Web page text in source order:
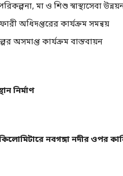
মা ও শিশু স্বাস্থ্যসেবা
অধিদপ্তরের কার্যক্রম সমন্বয়
অসমাপ্ত কার্যক্রম বাস্তবায়ন
নির্মাণ
নবগঙ্গা নদীর ওপর